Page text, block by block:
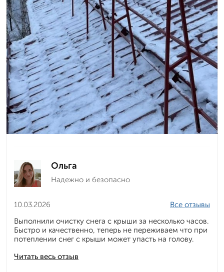
Ольга
Надежно и безопасно
10.03.2026
Читать весь отзыв
Все отзывы
Выполнили очистку снега с крыши за несколько часов.
Быстро и качественно, теперь не переживаем что при
потеплении снег с крыши может упасть на голову.